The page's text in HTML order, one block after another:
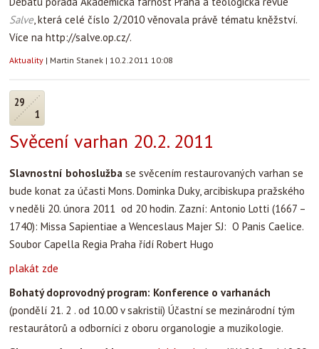
Salve, která celé číslo 2/2010 věnovala právě tématu kněžství.
Více na http://salve.op.cz/.
Aktuality | Martin Stanek | 10.2.2011 10:08
29
1
Svěcení varhan 20.2. 2011
Slavnostní bohoslužba se svěcením restaurovaných varhan se
bude konat za účasti Mons. Dominka Duky, arcibiskupa pražského
v neděli 20. února 2011 od 20 hodin. Zazní: Antonio Lotti (1667 –
1740): Missa Sapientiae a Wenceslaus Majer SJ: O Panis Caelice.
Soubor Capella Regia Praha řídí Robert Hugo
plakát zde
Bohatý doprovodný program: Konference o varhanách
(pondělí 21. 2 . od 10.00 v sakristii) Účastní se mezinárodní tým
restaurátorů a odborníci z oboru organologie a muzikologie.